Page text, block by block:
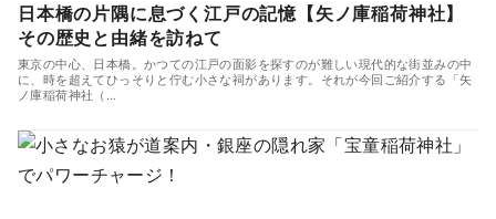
日本橋の片隅に息づく江戸の記憶【矢ノ庫稲荷神社】
その歴史と由緒を訪ねて
東京の中心、日本橋。かつての江戸の面影を探すのが難しい現代的な街並みの中
に、時を超えてひっそりと佇む小さな祠があります。それが今回ご紹介する「矢
ノ庫稲荷神社（…